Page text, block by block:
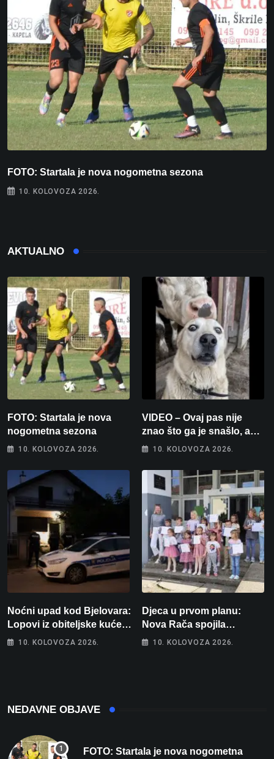
FOTO: Startala je nova nogometna sezona
10. KOLOVOZA 2026.
AKTUALNO
FOTO: Startala je nova
nogometna sezona
10. KOLOVOZA 2026.
VIDEO – Ovaj pas nije
znao što ga je snašlo, a
njegova reakcija je
10. KOLOVOZA 2026.
Noćni upad kod Bjelovara:
Lopovi iz obiteljske kuće
odnijeli novac i zlato
10. KOLOVOZA 2026.
Djeca u prvom planu:
Nova Rača spojila
nogomet, programiranje,
10. KOLOVOZA 2026.
NEDAVNE OBJAVE
FOTO: Startala je nova nogometna